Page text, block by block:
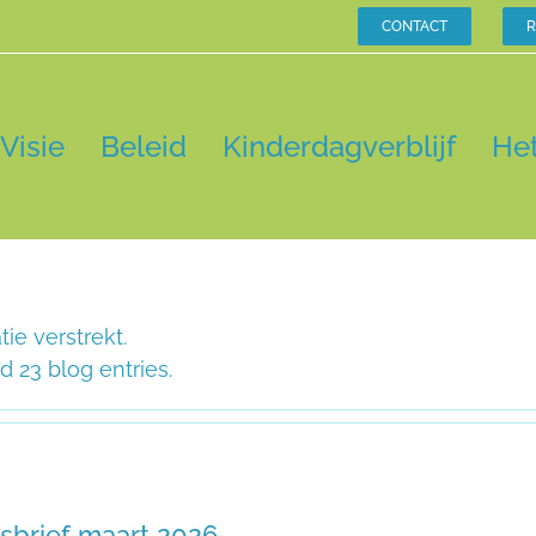
CONTACT
Visie Beleid Kinderdagverblijf
verstrekt.
23 blog entries.